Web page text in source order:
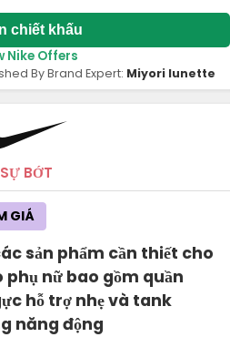
chiết khấu
Nike Offers
By Brand Expert: Miyori lunette
SỰ BỚT
sản phẩm cần thiết cho
nữ bao gồm quần
hỗ trợ nhẹ và tank
năng động
GIÁ